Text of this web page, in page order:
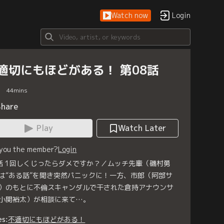
Watch now Login
切にもほどがある！ 第08話
44mins
Play
Watch Later
the member?Login
1回しくじったらダメですか？／ムッチ先輩（磯村勇
“ある話”を聞き突然パニックに！一方、市郎（阿部サ
のもとに不倫スキャンダルで干された倉持アナウンサ
関裕太）が相談に来て…。
不適切にもほどがある！